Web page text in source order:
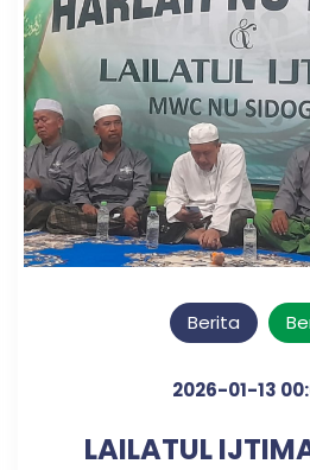
Berita
2026-01-13
LAILATUL